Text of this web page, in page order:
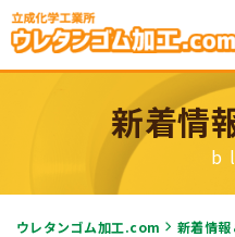
新着情
ウレタンゴム加工.com 新着情